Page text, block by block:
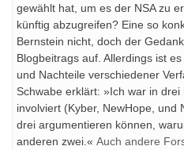
gewählt hat, um es der NSA zu
künftig abzugreifen? Eine so
Bernstein nicht, doch der
Blogbeitrags auf. Allerdings ist
und Nachteile verschiedener
Schwabe erklärt: »Ich war in
involviert (Kyber, NewHope, und
drei argumentieren können,
anderen zwei.« Auch andere